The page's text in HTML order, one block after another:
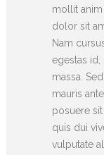
mollit
dolor sit
Nam
egestas id,
massa.
mauris
posuere
quis dui
vulputate